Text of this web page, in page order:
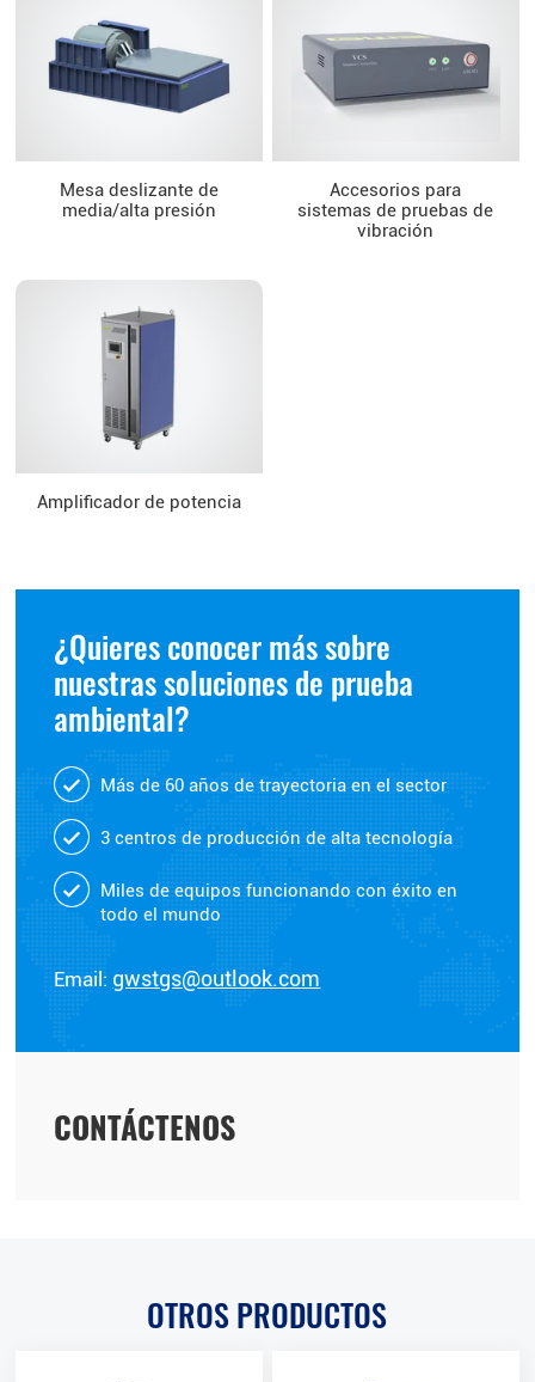
Mesa deslizante de
media/alta presión
Accesorios para
sistemas de pruebas de
vibración
Amplificador de potencia
¿Quieres conocer más sobre
nuestras soluciones de prueba
ambiental?
Más de 60 años de trayectoria en el sector
3 centros de producción de alta tecnología
Miles de equipos funcionando con éxito en
todo el mundo
Email: gwstgs@outlook.com
CONTÁCTENOS
OTROS PRODUCTOS